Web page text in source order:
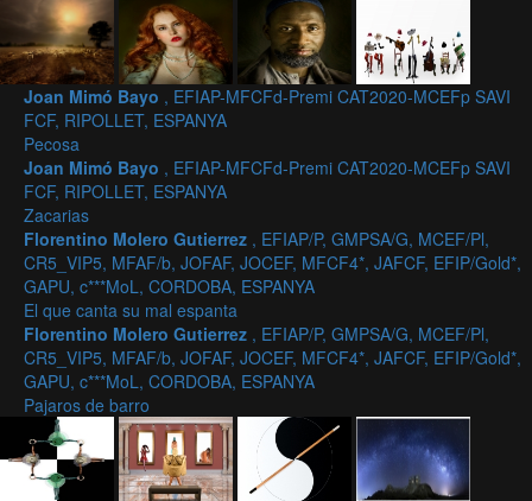
Joan Mimó Bayo , EFIAP-MFCFd-Premi CAT2020-MCEFp SAVI
FCF, RIPOLLET, ESPANYA
Pecosa
Joan Mimó Bayo , EFIAP-MFCFd-Premi CAT2020-MCEFp SAVI
FCF, RIPOLLET, ESPANYA
Zacarias
Florentino Molero Gutierrez , EFIAP/P, GMPSA/G, MCEF/Pl,
CR5_VIP5, MFAF/b, JOFAF, JOCEF, MFCF4*, JAFCF, EFIP/Gold*,
GAPU, c***MoL, CORDOBA, ESPANYA
El que canta su mal espanta
Florentino Molero Gutierrez , EFIAP/P, GMPSA/G, MCEF/Pl,
CR5_VIP5, MFAF/b, JOFAF, JOCEF, MFCF4*, JAFCF, EFIP/Gold*,
GAPU, c***MoL, CORDOBA, ESPANYA
Pajaros de barro